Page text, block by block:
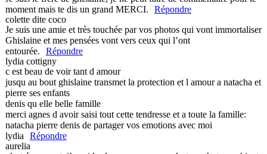
moment mais te dis un grand MERCI.
Répondre
colette dite coco
Je suis une amie et très touchée par vos photos qui vont immortaliser
Ghislaine et mes pensées vont vers ceux qui l’ont
entourée.
Répondre
lydia cottigny
c est beau de voir tant d amour
jusqu au bout ghislaine transmet la protection et l amour a natacha et
pierre ses enfants
denis qu elle belle famille
merci agnes d avoir saisi tout cette tendresse et a toute la famille:
natacha pierre denis de partager vos emotions avec moi
lydia
Répondre
aurelia